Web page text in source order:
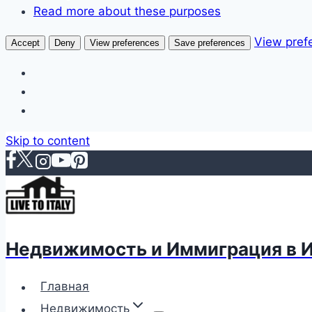
Read more about these purposes
Accept Deny View preferences Save preferences View
Skip to content
Недвижимость и Иммиграция в
Главная
Недвижимость